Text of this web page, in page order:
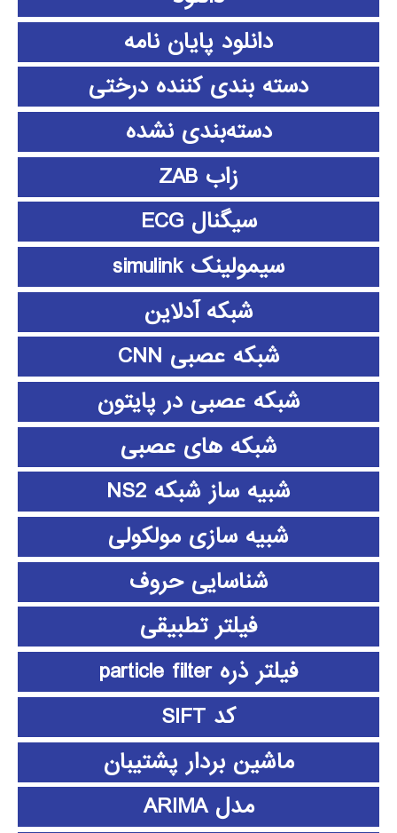
دانلود پايان نامه
دسته بندی کننده درختی
دسته‌بندی نشده
زاب ZAB
سیگنال ECG
سیمولینک simulink
شبکه آدلاین
شبکه عصبی CNN
شبکه عصبی در پایتون
شبکه های عصبی
شبیه ساز شبکه NS2
شبیه سازی مولکولی
شناسایی حروف
فیلتر تطبیقی
فیلتر ذره particle filter
کد SIFT
ماشین بردار پشتیبان
مدل ARIMA